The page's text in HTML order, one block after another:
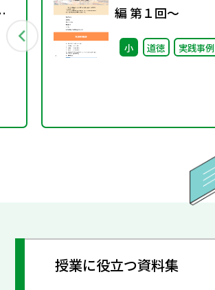
編 第１回～
小 道徳 実践事例
授業に役立つ資料集